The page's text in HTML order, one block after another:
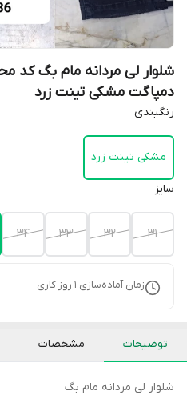
دمپاگت مشکی تینت زرد
رنگبندی
مشکی تینت زرد
سایز
31
32
33
34
زمان آماده‌سازی 1 روز کاری
توضیحات مشخصات
شلوار لی مردانه مام بگ